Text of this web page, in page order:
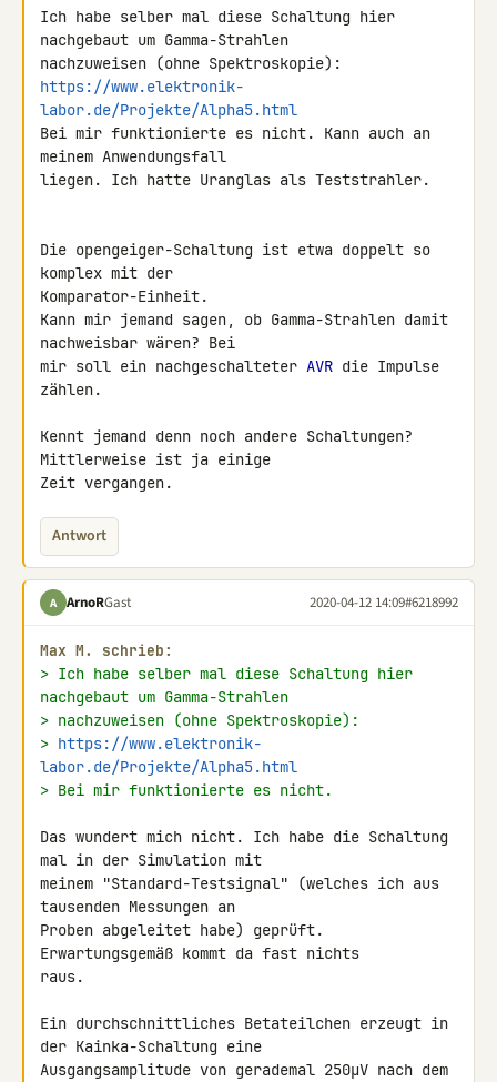
Ich habe selber mal diese Schaltung hier
nachgebaut um Gamma-Strahlen
https://www.elektronik-
labor.de/Projekte/Alpha5.html
Bei mir funktionierte es nicht. Kann auch an
meinem Anwendungsfall
liegen. Ich hatte Uranglas als Teststrahler.
Die opengeiger-Schaltung ist etwa doppelt so
komplex mit der
Komparator-Einheit.
Kann mir jemand sagen, ob Gamma-Strahlen damit
nachweisbar wären? Bei
mir soll ein nachgeschalteter AVR die Impulse
zählen.
Kennt jemand denn noch andere Schaltungen?
Mittlerweise ist ja einige
Zeit vergangen.
Antwort
A ArnoRGast 2020-04-12 14:09#6218992
Max M. schrieb:
> Ich habe selber mal diese Schaltung hier
nachgebaut um Gamma-Strahlen
> nachzuweisen (ohne Spektroskopie):
> https://www.elektronik-
labor.de/Projekte/Alpha5.html
> Bei mir funktionierte es nicht.
Das wundert mich nicht. Ich habe die Schaltung
mal in der Simulation mit
meinem "Standard-Testsignal" (welches ich aus
tausenden Messungen an
Proben abgeleitet habe) geprüft.
Erwartungsgemäß kommt da fast nichts
raus.
Ein durchschnittliches Betateilchen erzeugt in
der Kainka-Schaltung eine
Ausgangsamplitude von gerademal 250µV nach dem